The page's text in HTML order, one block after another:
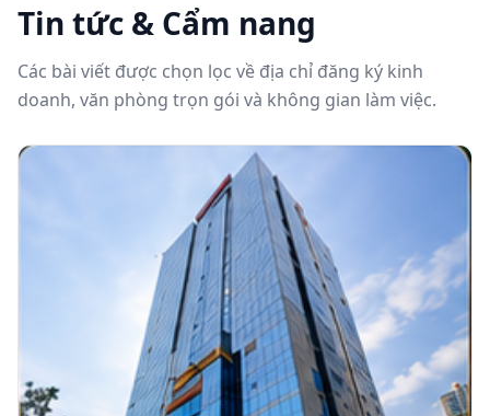
Tin tức & Cẩm nang
Các bài viết được chọn lọc về địa chỉ đăng ký kinh
doanh, văn phòng trọn gói và không gian làm việc.